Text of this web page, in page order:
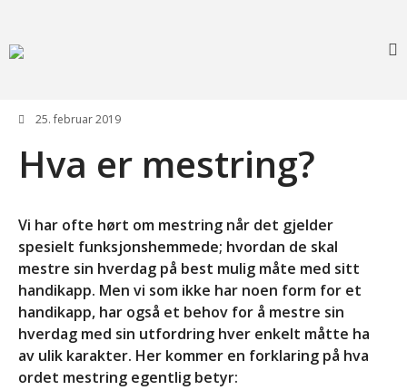
Lovverk og søknader
Rettigheter: Grunnstønad –
Synshjelpemidler – Lese og
sekretærhjelp – Briller +
mye mer
Senter for sjeldne
diagnoser (SSD)
Likeperson
Om oss
25. februar 2019
Hva er mestring?
Vi har ofte hørt om mestring når det gjelder
spesielt funksjonshemmede; hvordan de skal
mestre sin hverdag på best mulig måte med sitt
handikapp. Men vi som ikke har noen form for et
handikapp, har også et behov for å mestre sin
hverdag med sin utfordring hver enkelt måtte ha
av ulik karakter. Her kommer en forklaring på hva
ordet mestring egentlig betyr: